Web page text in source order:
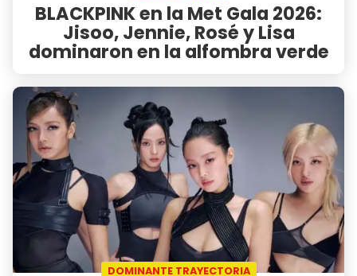
BLACKPINK en la Met Gala 2026:
Jisoo, Jennie, Rosé y Lisa
dominaron en la alfombra verde
DOMINANTE TRAYECTORIA